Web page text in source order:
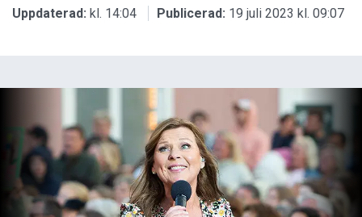
Uppdaterad: kl. 14:04 Publicerad: 19 juli 2023 kl. 09:07